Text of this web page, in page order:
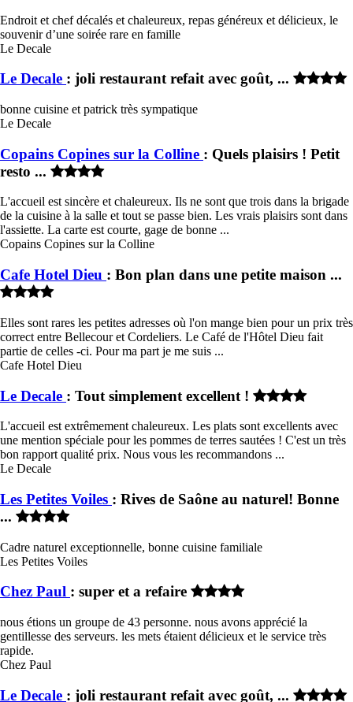
Endroit et chef décalés et chaleureux, repas généreux et délicieux, le
souvenir d’une soirée rare en famille
Le Decale
Le Decale : joli restaurant refait avec goût, ...
bonne cuisine et patrick très sympatique
Le Decale
Copains Copines sur la Colline : Quels plaisirs ! Petit
resto ...
L'accueil est sincère et chaleureux. Ils ne sont que trois dans la brigade
de la cuisine à la salle et tout se passe bien. Les vrais plaisirs sont dans
l'assiette. La carte est courte, gage de bonne ...
Copains Copines sur la Colline
Cafe Hotel Dieu : Bon plan dans une petite maison ...
Elles sont rares les petites adresses où l'on mange bien pour un prix très
correct entre Bellecour et Cordeliers. Le Café de l'Hôtel Dieu fait
partie de celles -ci. Pour ma part je me suis ...
Cafe Hotel Dieu
Le Decale : Tout simplement excellent !
L'accueil est extrêmement chaleureux. Les plats sont excellents avec
une mention spéciale pour les pommes de terres sautées ! C'est un très
bon rapport qualité prix. Nous vous les recommandons ...
Le Decale
Les Petites Voiles : Rives de Saône au naturel! Bonne
...
Cadre naturel exceptionnelle, bonne cuisine familiale
Les Petites Voiles
Chez Paul : super et a refaire
nous étions un groupe de 43 personne. nous avons apprécié la
gentillesse des serveurs. les mets étaient délicieux et le service très
rapide.
Chez Paul
Le Decale : joli restaurant refait avec goût, ...